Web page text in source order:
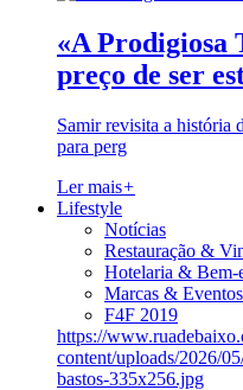
«A Prodigiosa
preço de ser
Samir revisita a história
para perg
Ler mais+
Lifestyle
Notícias
Restauração &
Hotelaria & Bem-
Marcas & Eventos
F4F 2019
https://
content/uploads/2026/
bastos-335x256.jpg